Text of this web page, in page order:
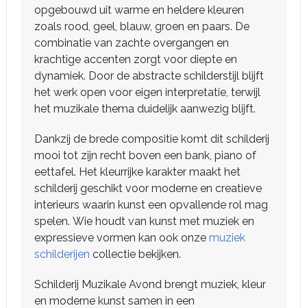
opgebouwd uit warme en heldere kleuren
zoals rood, geel, blauw, groen en paars. De
combinatie van zachte overgangen en
krachtige accenten zorgt voor diepte en
dynamiek. Door de abstracte schilderstijl blijft
het werk open voor eigen interpretatie, terwijl
het muzikale thema duidelijk aanwezig blijft.
Dankzij de brede compositie komt dit schilderij
mooi tot zijn recht boven een bank, piano of
eettafel. Het kleurrijke karakter maakt het
schilderij geschikt voor moderne en creatieve
interieurs waarin kunst een opvallende rol mag
spelen. Wie houdt van kunst met muziek en
expressieve vormen kan ook onze muziek
schilderijen collectie bekijken.
Schilderij Muzikale Avond brengt muziek, kleur
en moderne kunst samen in een